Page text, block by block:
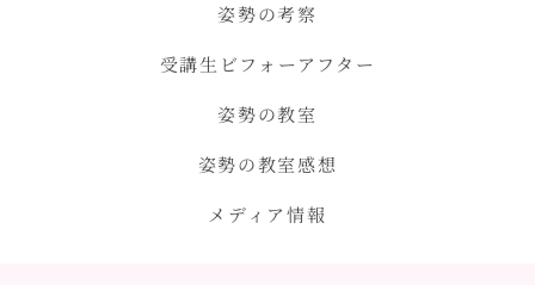
姿勢の考察
受講生ビフォーアフター
姿勢の教室
姿勢の教室感想
メディア情報